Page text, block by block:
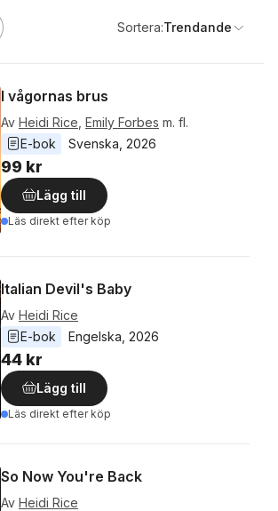
Sortera:Trendande
I vågornas brus
Av Heidi Rice Emily Forbes m. fl.
E-bok
Svenska 2026
99 kr
Lägg till
Läs direkt efter köp
Italian Devil's Baby
Av Heidi Rice
E-bok
Engelska 2026
44 kr
Lägg till
Läs direkt efter köp
So Now You're Back
Av Heidi Rice